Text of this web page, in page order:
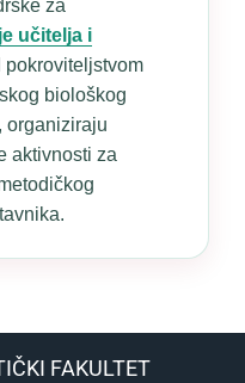
za
učitelja i
pokroviteljstvom
biološkog
organiziraju
aktivnosti za
FAKULTET